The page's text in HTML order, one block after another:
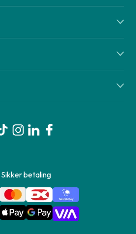
Sikker betaling